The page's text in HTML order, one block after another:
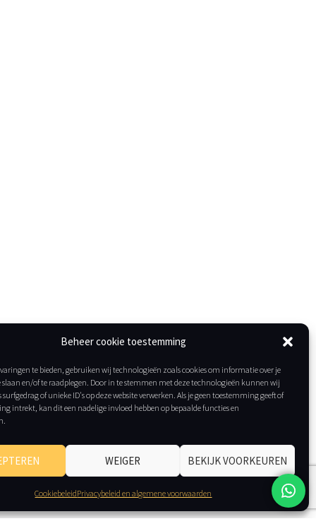
Beheer cookie toestemming
te bieden, gebruiken wij technologieën zoals cookies om informatie over je
slaan en/of te raadplegen. Door in te stemmen met deze technologieën kunnen wij
surfgedrag of unieke ID's op deze website verwerken. Als je geen toestemming geeft of
intrekt, kan dit een nadelige invloed hebben op bepaalde functies en
WEIGER BEKIJK VOORKEUREN
CookiebeleidPrivacybeleid en algemene voorwaarden